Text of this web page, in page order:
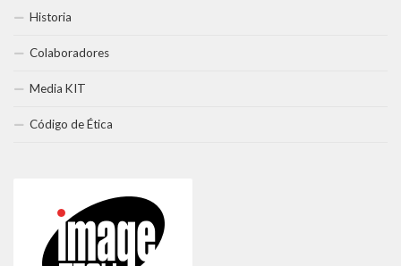
Historia
Colaboradores
Media KIT
Código de Ética